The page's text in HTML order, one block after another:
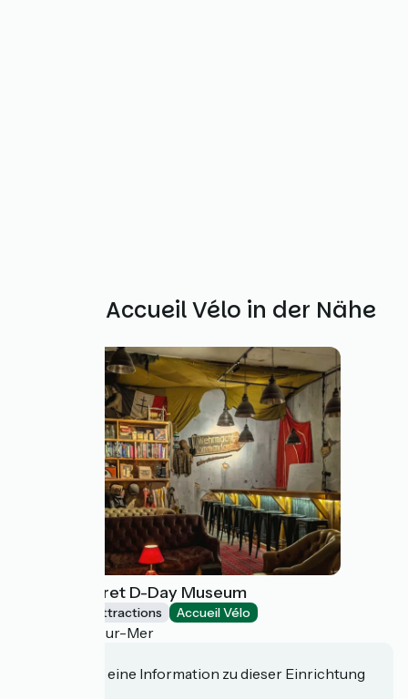
Weitere Accueil Vélo in der Nähe
Omaha Secret D-Day Museum
Museums & attractions Accueil Vélo
Vierville-sur-Mer
Haben Sie eine Information zu dieser Einrichtung